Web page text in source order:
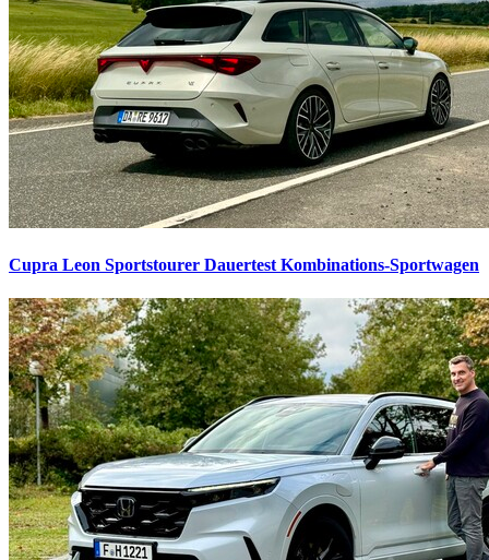
Cupra Leon Sportstourer Dauertest Kombinations-Sportwagen